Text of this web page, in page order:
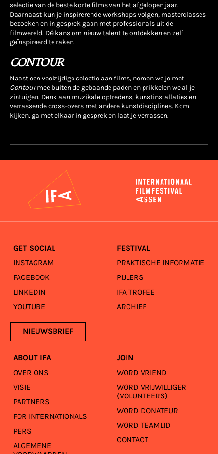
selectie van de beste korte films van het afgelopen jaar.
Daarnaast kun je inspirerende workshops volgen, masterclasses
bezoeken en in gesprek gaan met professionals uit de
filmwereld. Dé kans om nieuw talent te ontdekken en zelf
geïnspireerd te raken.
CONTOUR
Naast een veelzijdige selectie aan films, nemen we je met
Contourmee buiten de gebaande paden en prikkelen we al je
zintuigen. Denk aan muzikale optredens, kunstinstallaties en
verrassende cross-overs met andere kunstdisciplines. Kom
kijken, ga met elkaar in gesprek en laat je verrassen.
GET SOCIAL
INSTAGRAM
FACEBOOK
LINKEDIN
YOUTUBE
NIEUWSBRIEF
FESTIVAL
PRAKTISCHE INFORMATIE
PIJLERS
IFA TROFEE
ARCHIEF
ABOUT IFA
OVER ONS
VISIE
PARTNERS
FOR INTERNATIONALS
PERS
ALGEMENE
JOIN
WORD VRIEND
WORD VRIJWILLIGER
(VOLUNTEERS)
WORD DONATEUR
WORD TEAMLID
CONTACT